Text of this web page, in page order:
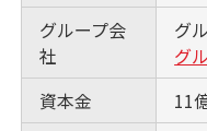
グループ会
社
グ
グ
資本金
11